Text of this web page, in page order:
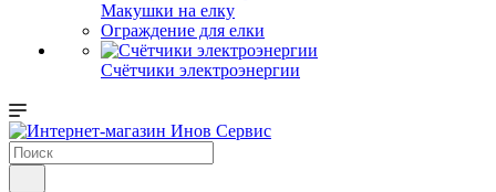
Макушки на елку
Ограждение для елки
Счётчики электроэнергии